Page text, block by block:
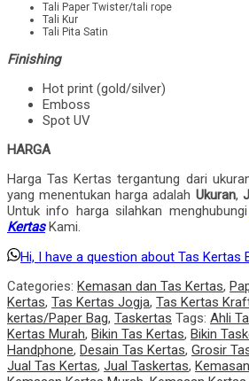
Tali Paper Twister/tali rope
Tali Kur
Tali Pita Satin
Finishing
Hot print (gold/silver)
Emboss
Spot UV
HARGA
Harga Tas Kertas tergantung dari
yang menentukan harga adalah Ukuran,
Untuk info harga silahkan menghubungi
KertasKami.
Hi, I have a question about Tas Kertas
Categories: Kemasan dan Tas Kertas,
Kertas, Tas Kertas Jogja, Tas Kertas
kertas/Paper Bag, Taskertas Tags: Ahli
Kertas Murah, Bikin Tas Kertas, Bikin
Handphone, Desain Tas Kertas, Grosir
Jual Tas Kertas, Jual Taskertas,